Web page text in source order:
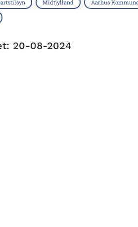
Midtjylland Aarhus
20-08-2024